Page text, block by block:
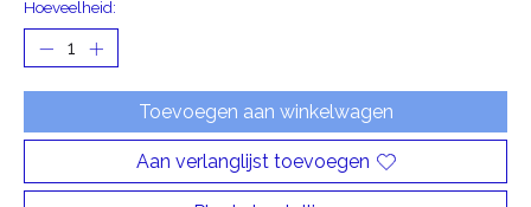
Hoeveelheid:
Toevoegen aan winkelwagen
Aan verlanglijst toevoegen